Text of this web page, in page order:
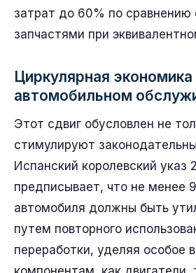
затрат до 60% по сравнению
запчастями при
Циркулярная экономика
автомобильном
Этот сдвиг обусловлен не
стимулируют
Испанский королевский указ
предписывает, что не менее
автомобиля должны быть
путем повторного
переработки, уделяя особое